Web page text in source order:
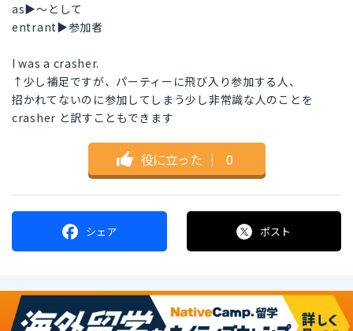
as▶︎〜として
entrant▶︎参加者
I was a crasher.
↑少し補足ですが、パーティーに飛び入り参加する人、
招かれてないのに参加してしまう少し非常識な人のことを
crasher と訳すこともできます
役に立った ｜ 0
シェア ポスト